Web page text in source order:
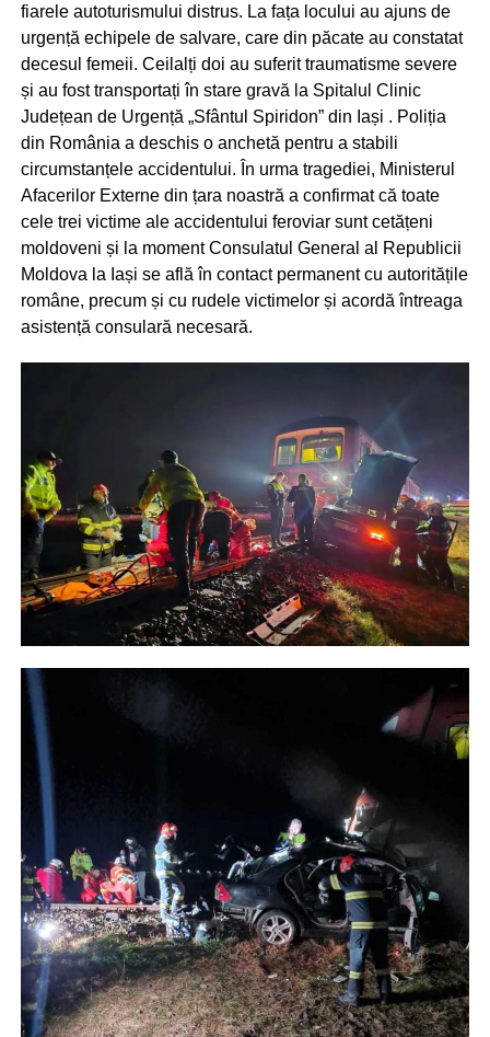
fiarele autoturismului distrus. La fața locului au ajuns de
urgență echipele de salvare, care din păcate au constatat
decesul femeii. Ceilalți doi au suferit traumatisme severe
și au fost transportați în stare gravă la Spitalul Clinic
Județean de Urgență „Sfântul Spiridon” din Iași . Poliția
din România a deschis o anchetă pentru a stabili
circumstanțele accidentului. În urma tragediei, Ministerul
Afacerilor Externe din țara noastră a confirmat că toate
cele trei victime ale accidentului feroviar sunt cetățeni
moldoveni și la moment Consulatul General al Republicii
Moldova la Iași se află în contact permanent cu autoritățile
române, precum și cu rudele victimelor și acordă întreaga
asistență consulară necesară.